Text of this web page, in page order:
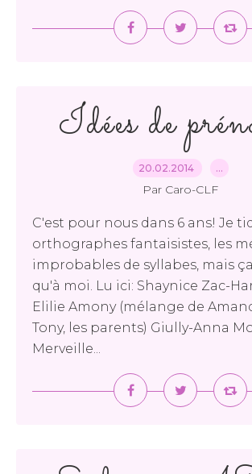
Idées de
20.02.2014 …
Par Caro-CLF
C'est pour nous dans 6 ans! Je
orthographes fantaisistes, les
improbables de syllabes, mais
qu'à moi. Lu ici: Shaynice Zac-
Elilie Amony (mélange de
Tony, les parents) Giully-Anna
Merveille...